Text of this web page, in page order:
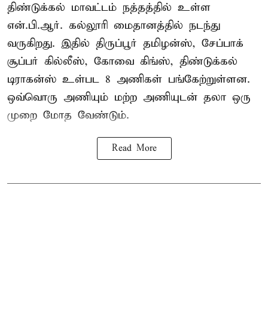
திண்டுக்கல் மாவட்டம் நத்தத்தில் உள்ள
என்.பி.ஆர். கல்லூரி மைதானத்தில் நடந்து
வருகிறது. இதில் திருப்பூர் தமிழன்ஸ், சேப்பாக்
சூப்பர் கில்லீஸ், கோவை கிங்ஸ், திண்டுக்கல்
டிராகன்ஸ் உள்பட 8 அணிகள் பங்கேற்றுள்ளன.
ஒவ்வொரு அணியும் மற்ற அணியுடன் தலா ஒரு
முறை மோத வேண்டும்.
Read More